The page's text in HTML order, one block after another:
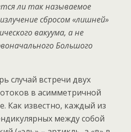
ли так называемое
сбросом «лишней»
вакуума, а не
Большого
случай встречи двух
в асимметричной
Как известно, каждый из
между собой